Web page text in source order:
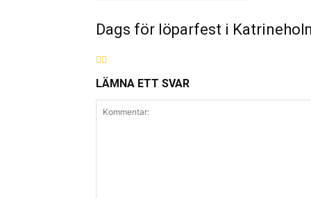
Dags för löparfest i
LÄMNA ETT SVAR